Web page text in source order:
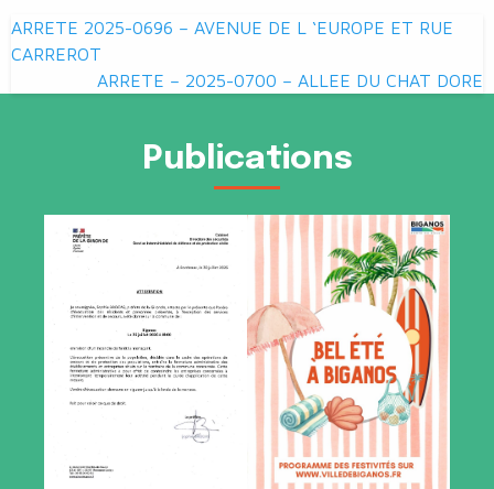
Navigation
de
l’article
ARRETE 2025-0696 – AVENUE DE L ‘EUROPE ET RUE
CARREROT
ARRETE – 2025-0700 – ALLEE DU CHAT DORE
Publications